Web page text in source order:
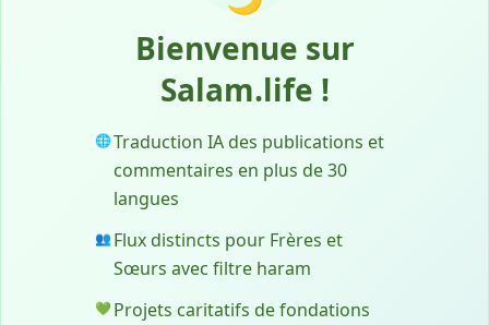
Bienvenue sur
Salam.life !
🌐Traduction IA des publications et
commentaires en plus de 30
langues
👥 Flux distincts pour Frères et
Sœurs avec filtre haram
💚 Projets caritatifs de fondations